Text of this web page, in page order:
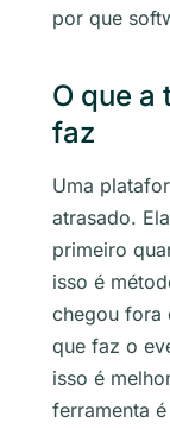
por que
O que a
faz
Uma
atrasado.
primeiro
isso é
chegou fora
que faz o
isso é
ferramenta